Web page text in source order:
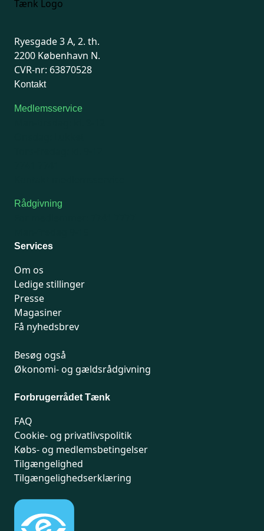
Ryesgade 3 A, 2. th.
2200 København N.
CVR-nr: 63870528
Kontakt
Medlemsservice
Rådgivning
Services
Om os
Ledige stillinger
Presse
Magasiner
Få nyhedsbrev
Besøg også
Økonomi- og gældsrådgivning
Forbrugerrådet Tænk
FAQ
Cookie- og privatlivspolitik
Købs- og medlemsbetingelser
Tilgængelighed
Tilgængelighedserklæring